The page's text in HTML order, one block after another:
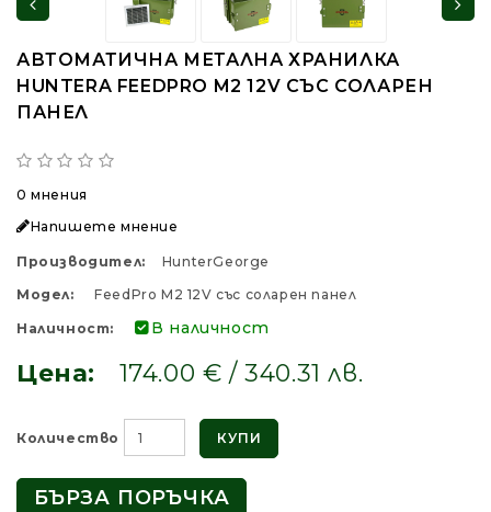
АВТОМАТИЧНА МЕТАЛНА ХРАНИЛКА
HUNTERA FEEDPRO M2 12V СЪС СОЛАРЕН
ПАНЕЛ
0 мнения
Напишете мнение
Производител:
HunterGeorge
Модел:
FeedPro M2 12V със соларен панел
Наличност: В наличност
Цена: 174.00 € / 340.31 лв.
Количество КУПИ
БЪРЗА ПОРЪЧКА